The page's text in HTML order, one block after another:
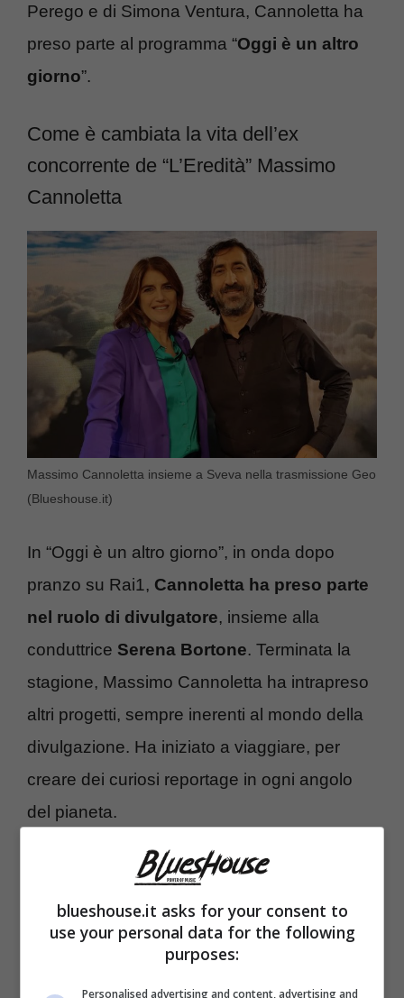
Perego e di Simona Ventura, Cannoletta ha
preso parte al programma “Oggi è un altro
giorno”.
Come è cambiata la vita dell’ex
concorrente de “L’Eredità” Massimo
Cannoletta
Massimo Cannoletta insieme a Sveva nella trasmissione Geo
(Blueshouse.it)
In “Oggi è un altro giorno”, in onda dopo
pranzo su Rai1, Cannoletta ha preso parte
nel ruolo di divulgatore, insieme alla
conduttrice Serena Bortone. Terminata la
stagione, Massimo Cannoletta ha intrapreso
altri progetti, sempre inerenti al mondo della
divulgazione. Ha iniziato a viaggiare, per
creare dei curiosi reportage in ogni angolo
del pianeta.
blueshouse.it asks for your consent to
use your personal data for the following
purposes:
Personalised advertising and content, advertising and